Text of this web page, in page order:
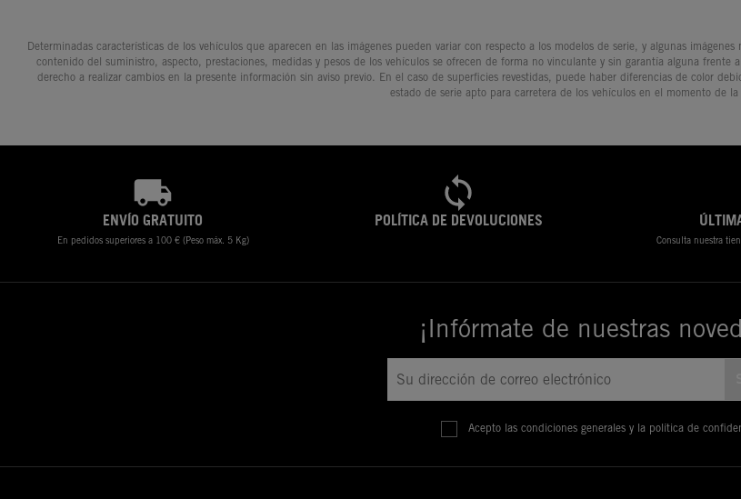
Determinadas características de los vehículos que aparecen en las imágenes pueden variar con respecto a los modelos de serie, y algunas
contenido del suministro, aspecto, prestaciones, medidas y pesos de los vehículos se ofrecen de forma no vinculante y sin garantía alguna
derecho a realizar cambios en la presente información sin aviso previo. En el caso de superficies revestidas, puede haber diferencias de color
estado de serie apto para carretera de los vehículos en el momento de
ENVÍO GRATUITO
En pedidos superiores a 100 € (Peso máx. 5 Kg)
POLÍTICA DE DEVOLUCIONES
Consulta nuestra
¡Infórmate de nuestras
Acepto las condiciones generales y la política de